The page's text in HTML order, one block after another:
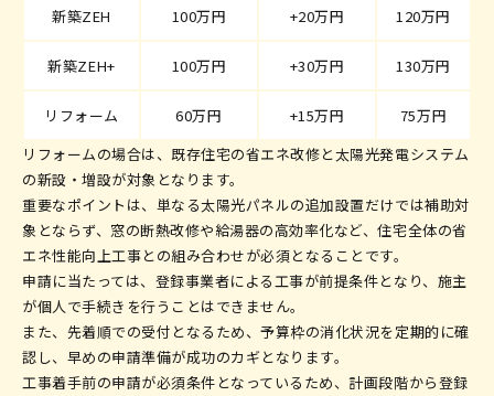
新築ZEH 100万円 +20万円 120万円
新築ZEH+ 100万円 +30万円 130万円
リフォーム 60万円 +15万円
75万円
リフォームの場合は、既存住宅の省エネ改修と太陽光発電システム
の新設・増設が対象となります。
重要なポイントは、単なる太陽光パネルの追加設置だけでは補助対
象とならず、窓の断熱改修や給湯器の高効率化など、住宅全体の省
エネ性能向上工事との組み合わせが必須となることです。
申請に当たっては、登録事業者による工事が前提条件となり、施主
が個人で手続きを行うことはできません。
また、先着順での受付となるため、予算枠の消化状況を定期的に確
認し、早めの申請準備が成功のカギとなります。
工事着手前の申請が必須条件となっているため、計画段階から登録